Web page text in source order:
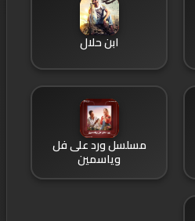
ابن حلال
مسلسل ورد على فل
وياسمين